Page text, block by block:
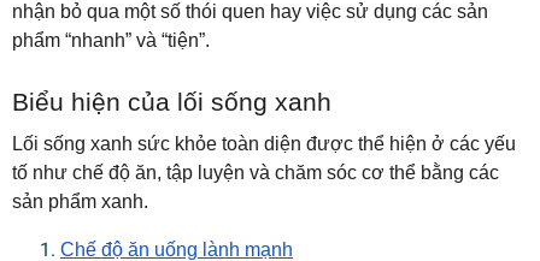
nhận bỏ qua một số thói quen hay việc sử dụng các sản
phẩm “nhanh” và “tiện”.
Biểu hiện của lối sống xanh
Lối sống xanh sức khỏe toàn diện được thể hiện ở các yếu
tố như chế độ ăn, tập luyện và chăm sóc cơ thể bằng các
sản phẩm xanh.
Chế độ ăn uống lành mạnh